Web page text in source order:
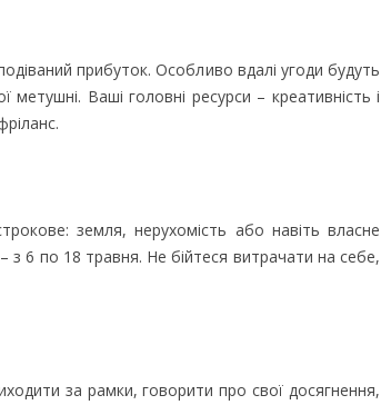
прибуток. Особливо вдалі угоди будуть
Ваші головні ресурси – креативність і
земля, нерухомість або навіть власне
з 6 по 18 травня. Не бійтеся витрачати на себе,
за рамки, говорити про свої досягнення,